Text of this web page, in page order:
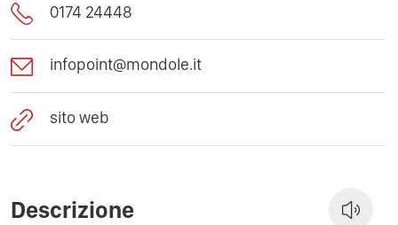
0174 24448
infopoint@mondole.it
sito web
Descrizione